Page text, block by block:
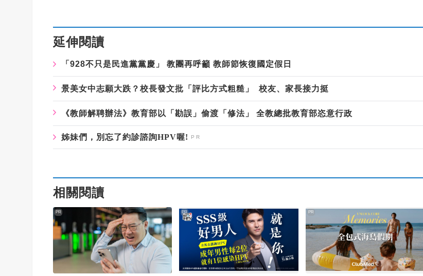
延伸閱讀
「928不只是民進黨黨慶」 教團再呼籲 教師節恢復國定假日
景美女中志願大跌？校長發文批「評比方式粗糙」 校友、家長接力挺
《教師解聘辦法》教育部以「勘誤」偷渡「修法」 全教總批教育部恣意行政
姊妹們，別忘了約診諮詢HPV喔!
相關閱讀
PR PR PR